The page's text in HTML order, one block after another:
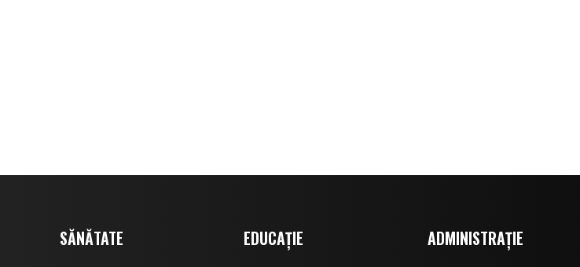
SĂNĂTATE EDUCAȚIE ADMINISTRAȚIE